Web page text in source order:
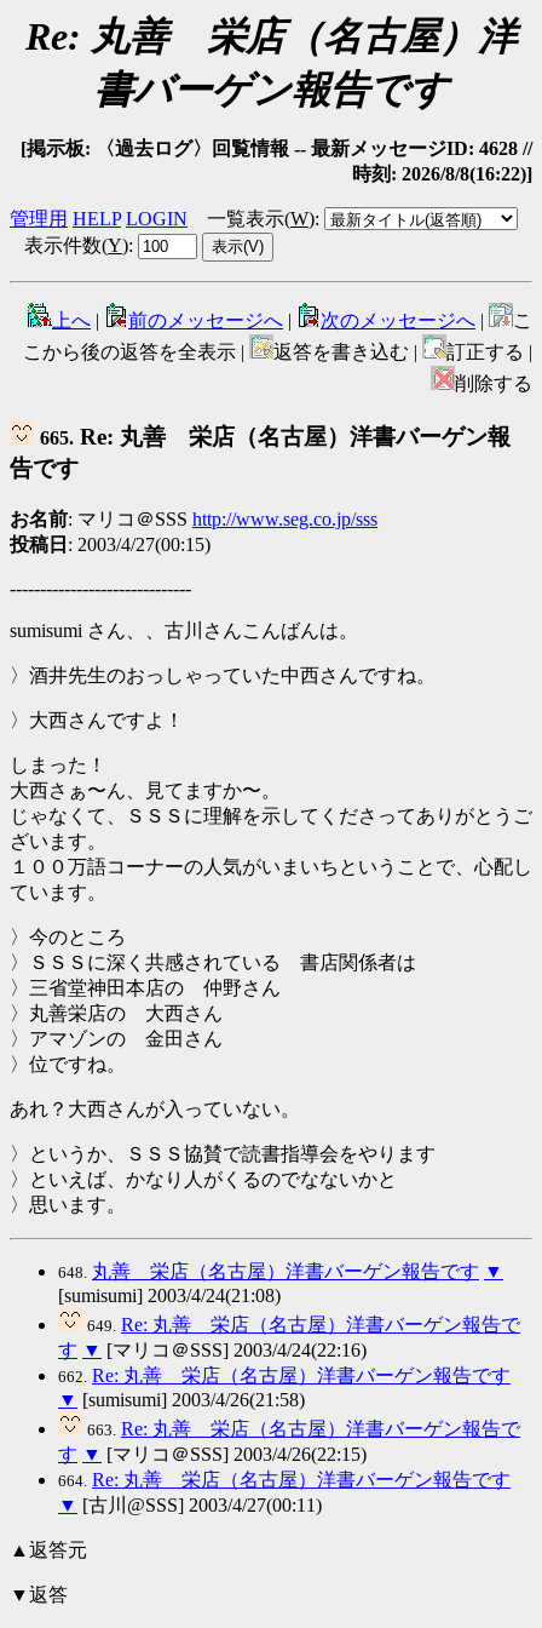
Re: 丸善 栄店（名古屋）洋
書バーゲン報告です
[掲示板: 〈過去ログ〉回覧情報 -- 最新メッセージID: 4628 //
時刻: 2026/8/8(16:22)]
管理用 HELP LOGIN 一覧表示(W):
表示件数(Y):
上へ | 前のメッセージへ | 次のメッセージへ |
こ
こから後の返答を全表示 |
返答を書き込む |
訂正する |
削除する
665. Re: 丸善 栄店（名古屋）洋書バーゲン報
告です
お名前: マリコ＠SSS http://www.seg.co.jp/sss
投稿日 : 2003/4/27(00:15)
------------------------------
sumisumi さん、、古川さんこんばんは。
〉酒井先生のおっしゃっていた中西さんですね。
〉大西さんですよ！
しまった！
大西さぁ〜ん、見てますか〜。
じゃなくて、ＳＳＳに理解を示してくださってありがとうご
ざいます。
１００万語コーナーの人気がいまいちということで、心配し
ています。
〉今のところ
〉ＳＳＳに深く共感されている 書店関係者は
〉三省堂神田本店の 仲野さん
〉丸善栄店の 大西さん
〉アマゾンの 金田さん
〉位ですね。
あれ？大西さんが入っていない。
〉というか、ＳＳＳ協賛で読書指導会をやります
〉といえば、かなり人がくるのでなないかと
〉思います。
648. 丸善 栄店（名古屋）洋書バーゲン報告です ▼
[sumisumi] 2003/4/24(21:08)
649. Re: 丸善 栄店（名古屋）洋書バーゲン報告で
す ▼ [マリコ＠SSS] 2003/4/24(22:16)
662. Re: 丸善 栄店（名古屋）洋書バーゲン報告です
▼ [sumisumi] 2003/4/26(21:58)
663. Re: 丸善 栄店（名古屋）洋書バーゲン報告で
す ▼ [マリコ＠SSS] 2003/4/26(22:15)
664. Re: 丸善 栄店（名古屋）洋書バーゲン報告です
▼ [古川@SSS] 2003/4/27(00:11)
▲返答元
▼返答